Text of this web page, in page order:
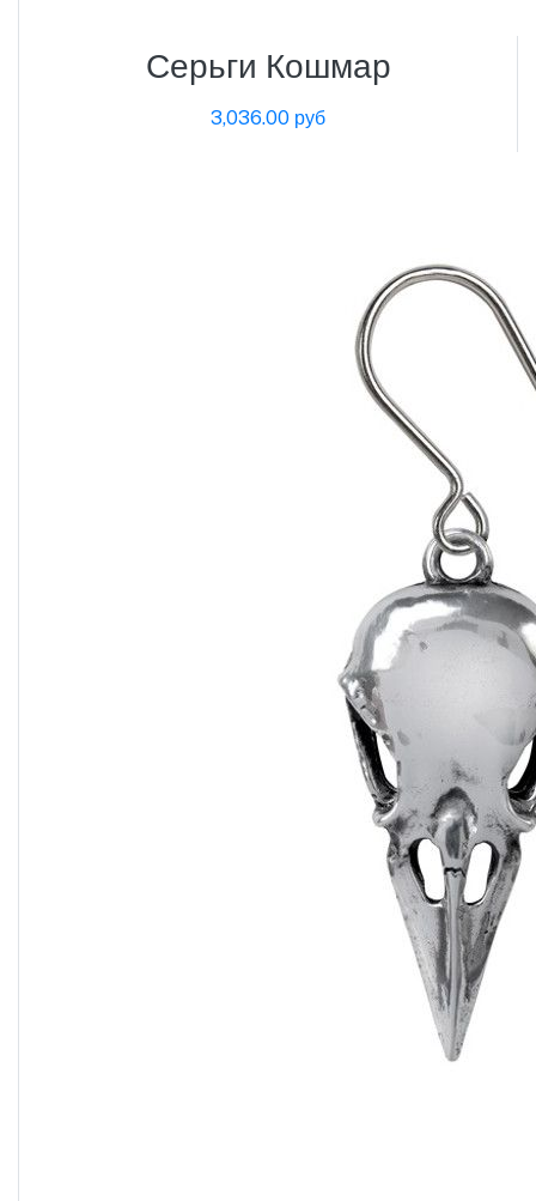
Серьги Кошмар
3,036.00 руб